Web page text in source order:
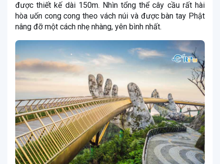
được thiết kế dài 150m. Nhìn tổng thể cây cầu rất hài
hòa uốn cong cong theo vách núi và được bàn tay Phật
nâng đỡ một cách nhẹ nhàng, yên bình nhất.